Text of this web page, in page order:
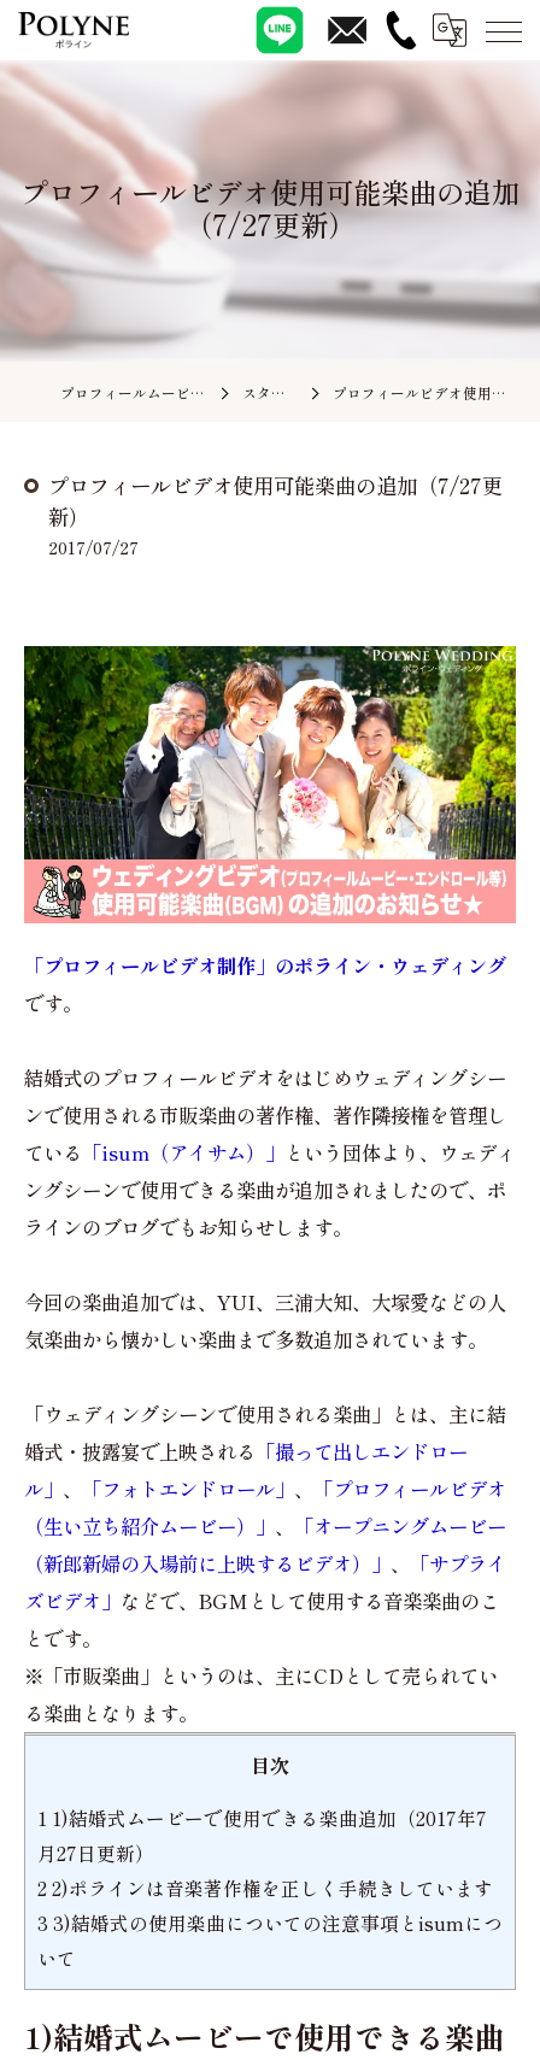
プロフィールビデオ使用可能楽曲の追加
（7/27更新）
プロフィールムービーの依頼ならポライン スタッフブログ プロフィールビデオ使用可能楽曲の追加（7/27更新）
プロフィールビデオ使用可能楽曲の追加（7/27更
新）
2017/07/27
「プロフィールビデオ制作」のポライン・ウェディング
です。
結婚式のプロフィールビデオをはじめウェディングシー
ンで使用される市販楽曲の著作権、著作隣接権を管理し
ている 「isum（アイサム）」 という団体より、ウェディ
ングシーンで使用できる楽曲が追加されましたので、ポ
ラインのブログでもお知らせします。
今回の楽曲追加では、YUI、三浦大知、大塚愛などの人
気楽曲から懐かしい楽曲まで多数追加されています。
「ウェディングシーンで使用される楽曲」とは、主に結
婚式・披露宴で上映される 「撮って出しエンドロー
ル」 、 「フォトエンドロール」 、
「プロフィールビデオ
（生い立ち紹介ムービー）」 、
「オープニングムービー
（新郎新婦の入場前に上映するビデオ）」 、
「サプライ
ズビデオ」 などで、BGMとして使用する音楽楽曲のこ
とです。
※「市販楽曲」というのは、主にCDとして売られてい
る楽曲となります。
目次
1 1)結婚式ムービーで使用できる楽曲追加（2017年7
月27日更新）
22)ポラインは音楽著作権を正しく手続きしています
3 3)結婚式の使用楽曲についての注意事項とisumにつ
いて
1)結婚式ムービーで使用できる楽曲